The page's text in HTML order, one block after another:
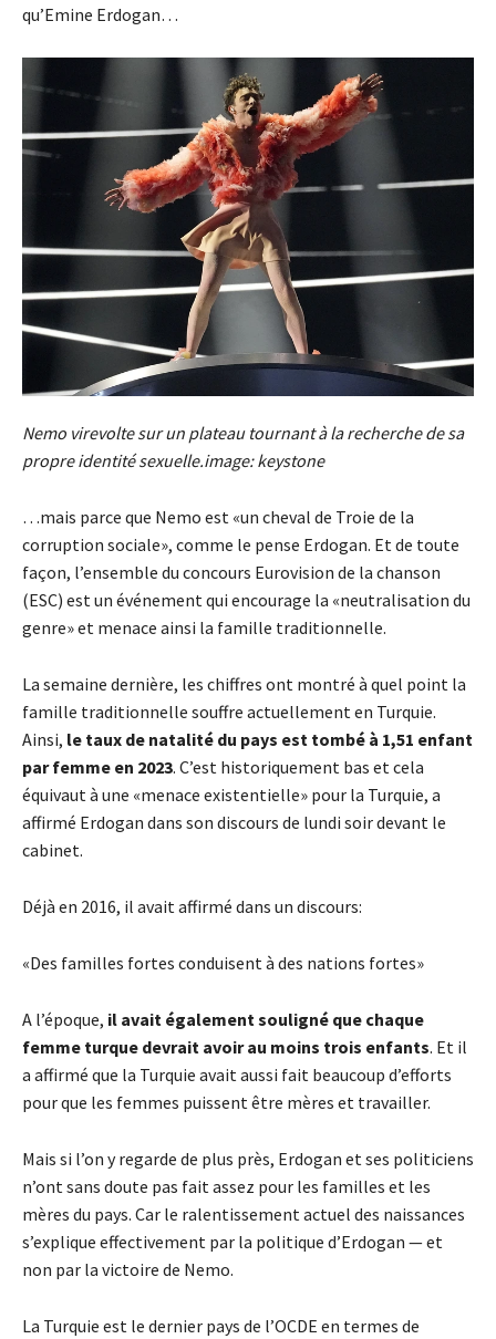
qu’Emine Erdogan…
Nemo virevolte sur un plateau tournant à la recherche de sa
propre identité sexuelle.image: keystone
…mais parce que Nemo est «un cheval de Troie de la
corruption sociale», comme le pense Erdogan. Et de toute
façon, l’ensemble du concours Eurovision de la chanson
(ESC) est un événement qui encourage la «neutralisation du
genre» et menace ainsi la famille traditionnelle.
La semaine dernière, les chiffres ont montré à quel point la
famille traditionnelle souffre actuellement en Turquie.
Ainsi, le taux de natalité du pays est tombé à 1,51 enfant
par femme en 2023. C’est historiquement bas et cela
équivaut à une «menace existentielle» pour la Turquie, a
affirmé Erdogan dans son discours de lundi soir devant le
cabinet.
Déjà en 2016, il avait affirmé dans un discours:
«Des familles fortes conduisent à des nations fortes»
A l’époque, il avait également souligné que chaque
femme turque devrait avoir au moins trois enfants. Et il
a affirmé que la Turquie avait aussi fait beaucoup d’efforts
pour que les femmes puissent être mères et travailler.
Mais si l’on y regarde de plus près, Erdogan et ses politiciens
n’ont sans doute pas fait assez pour les familles et les
mères du pays. Car le ralentissement actuel des naissances
s’explique effectivement par la politique d’Erdogan — et
non par la victoire de Nemo.
La Turquie est le dernier pays de l’OCDE en termes de